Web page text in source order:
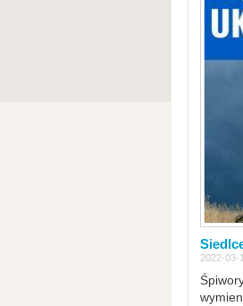
2022-03-